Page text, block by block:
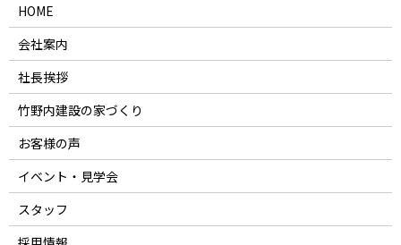
HOME
会社案内
社長挨拶
竹野内建設の家づくり
お客様の声
イベント・見学会
スタッフ